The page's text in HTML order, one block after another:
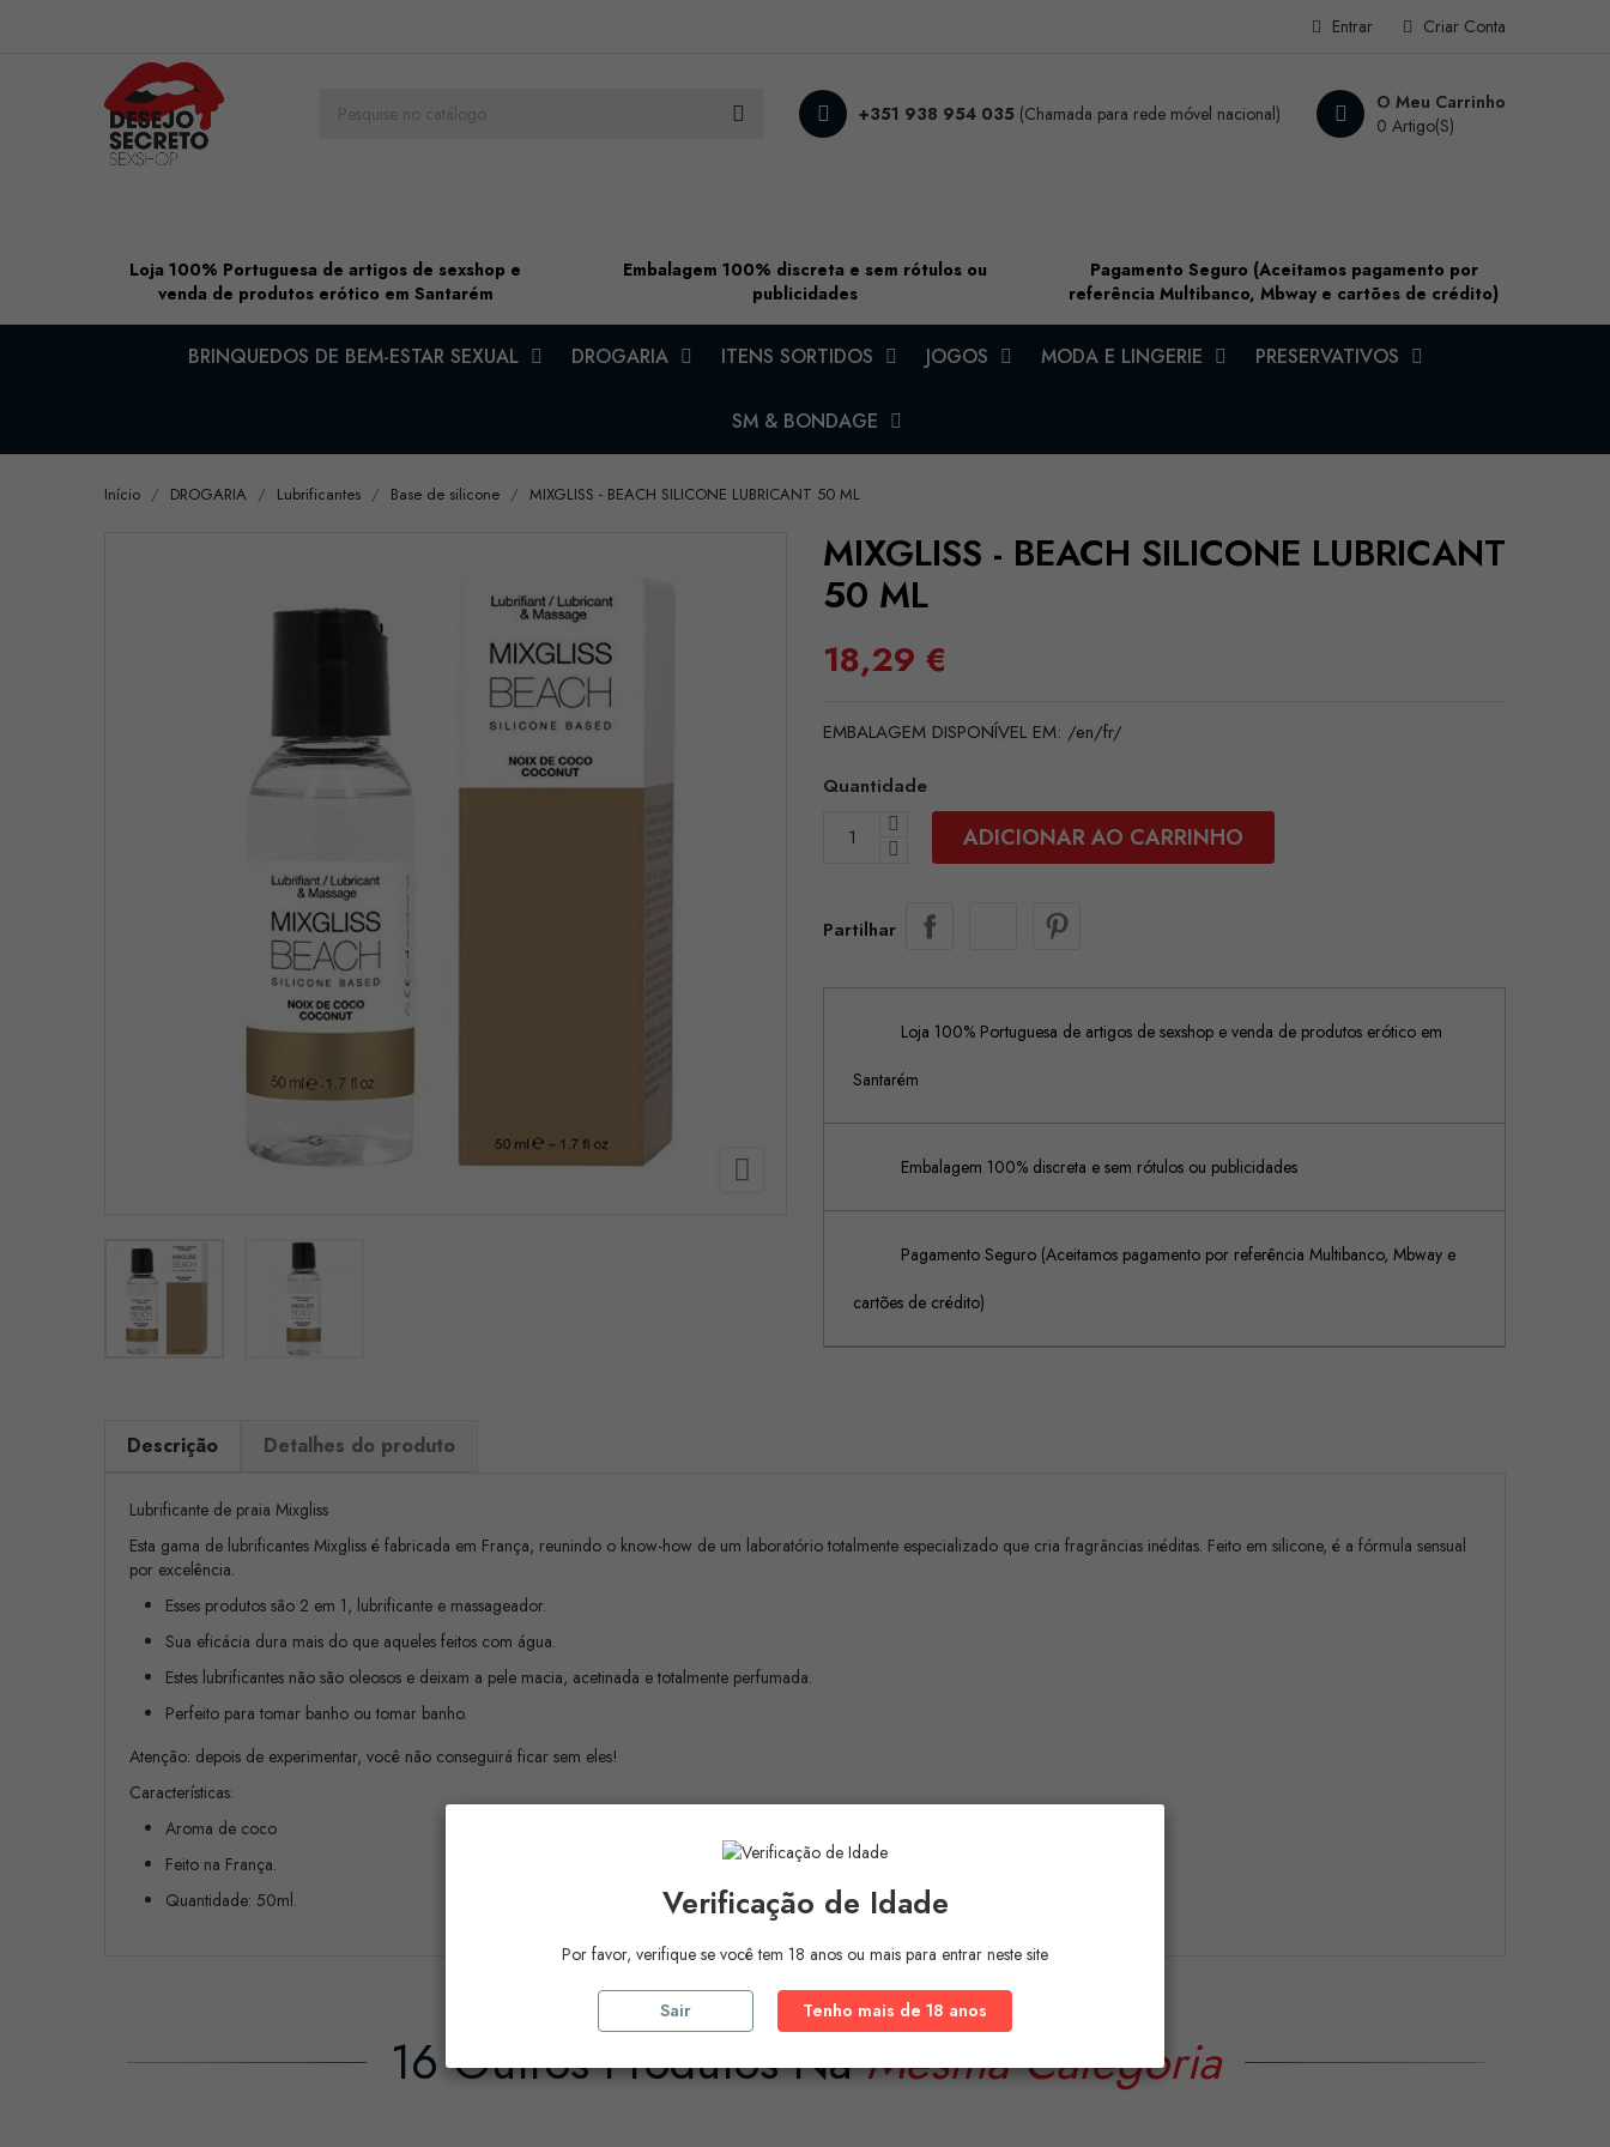
Criar Conta
Entrar
O Meu Carrinho
0 Artigo(s)
+351 938 954 035 (Chamada para rede móvel nacional)
Loja 100% Portuguesa de artigos de sexshop e
venda de produtos erótico em Santarém
Embalagem 100% discreta e sem rótulos ou
publicidades
Pagamento Seguro (Aceitamos pagamento por
referência Multibanco, Mbway e cartões de crédito)
BRINQUEDOS DE BEM-ESTAR SEXUAL DROGARIA ITENS SORTIDOS JOGOS MODA E LINGERIE PRESERVATIVOS
SM & BONDAGE
Início DROGARIA Lubrificantes Base de silicone MIXGLISS - BEACH SILICONE LUBRICANT 50 ML

MIXGLISS - BEACH SILICONE LUBRICANT
50 ML
18,29 €
EMBALAGEM DISPONÍVEL EM: /en/fr/
Quantidade
ADICIONAR AO CARRINHO
Partilhar
Loja 100% Portuguesa de artigos de sexshop e venda de produtos erótico em
Santarém
Embalagem 100% discreta e sem rótulos ou publicidades
Pagamento Seguro (Aceitamos pagamento por referência Multibanco, Mbway e
cartões de crédito)
Descrição Detalhes do produto
Lubrificante de praia Mixgliss
Esta gama de lubrificantes Mixgliss é fabricada em França, reunindo o know-how de um laboratório totalmente especializado que cria fragrâncias inéditas. Feito em silicone, é a fórmula sensual
por excelência.
Esses produtos são 2 em 1, lubrificante e massageador.
Sua eficácia dura mais do que aqueles feitos com água.
Estes lubrificantes não são oleosos e deixam a pele macia, acetinada e totalmente perfumada.
Perfeito para tomar banho ou tomar banho.
Atenção: depois de experimentar, você não conseguirá ficar sem eles!
Características:
Aroma de coco
Feito na França.
Quantidade: 50ml.
16 Outros Produtos NaMesma Categoria
Verificação de Idade
Por favor, verifique se você tem 18 anos ou mais para entrar neste site
Sair Tenho mais de 18 anos